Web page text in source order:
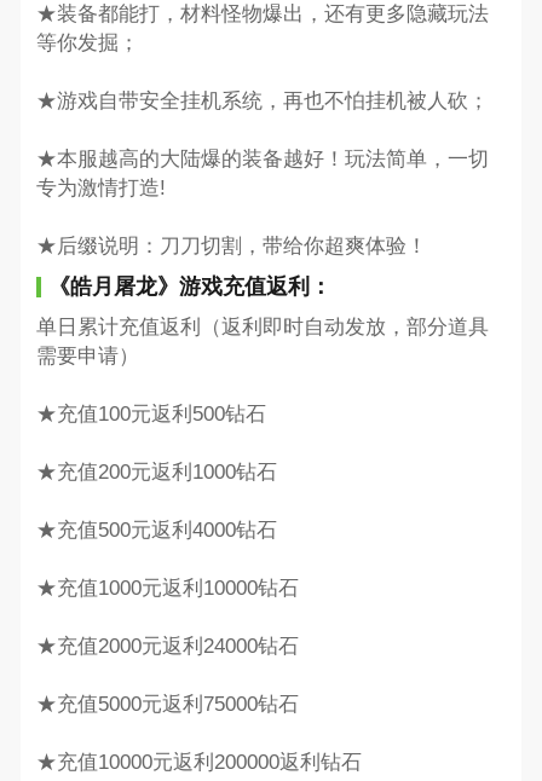
★装备都能打，材料怪物爆出，还有更多隐藏玩法
等你发掘；
★游戏自带安全挂机系统，再也不怕挂机被人砍；
★本服越高的大陆爆的装备越好！玩法简单，一切
专为激情打造!
★后缀说明：刀刀切割，带给你超爽体验！
《皓月屠龙》游戏充值返利：
单日累计充值返利（返利即时自动发放，部分道具
需要申请）
★充值100元返利500钻石
★充值200元返利1000钻石
★充值500元返利4000钻石
★充值1000元返利10000钻石
★充值2000元返利24000钻石
★充值5000元返利75000钻石
★充值10000元返利200000返利钻石